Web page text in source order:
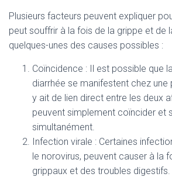
Plusieurs facteurs peuvent expliquer
peut souffrir à la fois de la grippe et de
quelques-unes des causes possibles :
Coïncidence : Il est possible que
diarrhée se manifestent chez une
y ait de lien direct entre les deux
peuvent simplement coïncider et
simultanément.
Infection virale : Certaines
le norovirus, peuvent causer à la
grippaux et des troubles digestifs.